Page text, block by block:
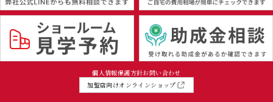
加盟店向けオンラインショップ
個人情報保護方針お問い合わせ